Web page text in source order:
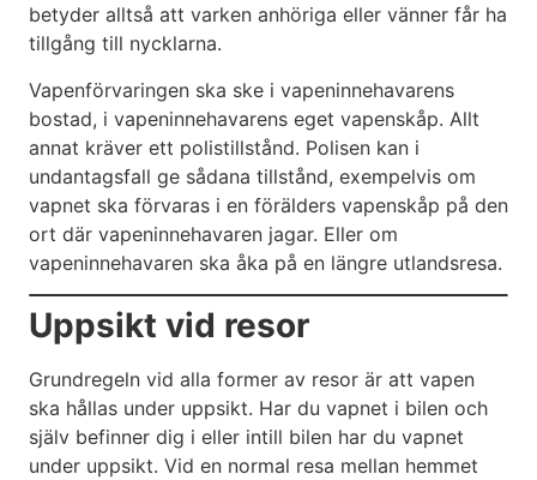
betyder alltså att varken anhöriga eller vänner får ha
tillgång till nycklarna.
Vapenförvaringen ska ske i vapeninnehavarens
bostad, i vapeninnehavarens eget vapenskåp. Allt
annat kräver ett polistillstånd. Polisen kan i
undantagsfall ge sådana tillstånd, exempelvis om
vapnet ska förvaras i en förälders vapenskåp på den
ort där vapeninnehavaren jagar. Eller om
vapeninnehavaren ska åka på en längre utlandsresa.
Uppsikt vid resor
Grundregeln vid alla former av resor är att vapen
ska hållas under uppsikt. Har du vapnet i bilen och
själv befinner dig i eller intill bilen har du vapnet
under uppsikt. Vid en normal resa mellan hemmet